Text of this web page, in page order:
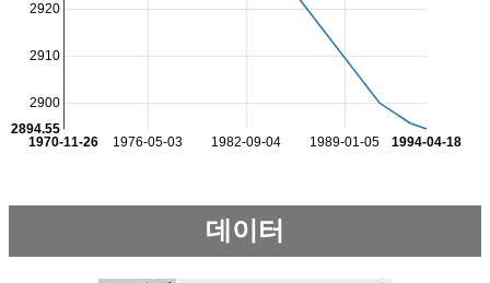
1976-05-03 1982-09-04 1989-01-05
1970-11-26 1994-04-18
2900
2910
2920
2894.55
데이터